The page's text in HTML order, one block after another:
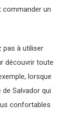
commander un
pas à utiliser
découvrir toute
lorsque
Salvador qui
confortables